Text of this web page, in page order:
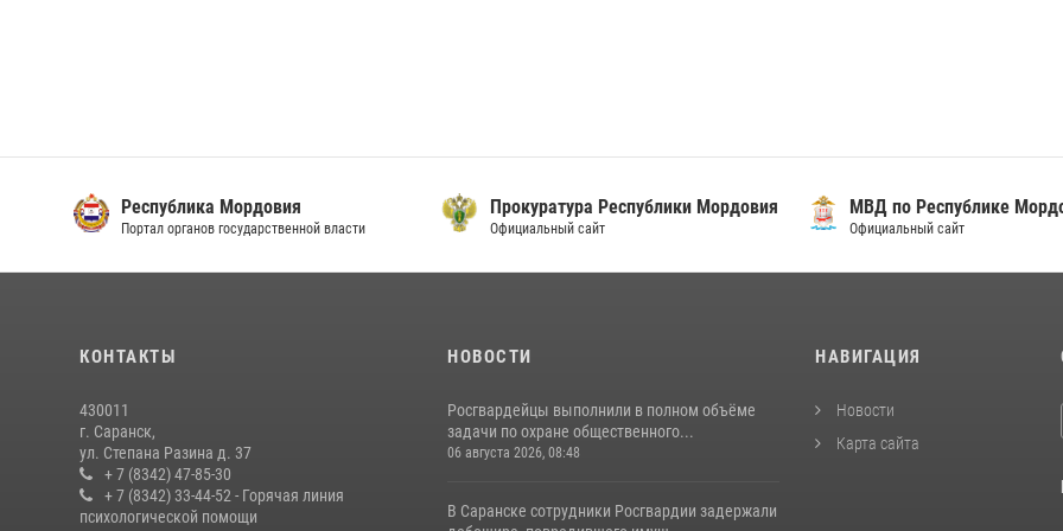
Республика Мордовия
Портал органов государственной власти
Прокуратура Республики Мордовия
Официальный сайт
МВД по Республике
Официальный сайт
КОНТАКТЫ
430011
г. Саранск,
ул. Степана Разина д. 37
+ 7 (8342) 47-85-30
+ 7 (8342) 33-44-52 - Горячая линия
психологической помощи
НОВОСТИ
Росгвардейцы выполнили в полном объёме
задачи по охране общественного...
06 августа 2026, 08:48
В Саранске сотрудники Росгвардии задержали
НАВИГАЦИЯ
Новости
Карта сайта